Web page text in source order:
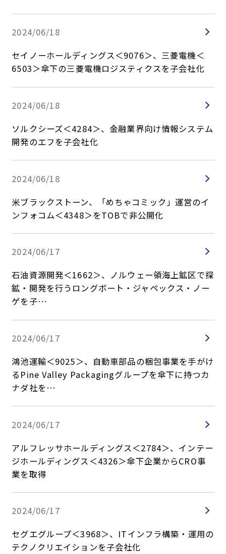
2024/06/18
セイノーホールディングス＜9076＞、三菱電機＜
6503＞傘下の三菱電機ロジスティクスを子会社化
2024/06/18
ソルクシーズ＜4284＞、金融業界向け情報システム
開発のエフを子会社化
2024/06/18
米ブラックストーン、「めちゃコミック」運営のイ
ンフォコム＜4348＞をTOBで非公開化
2024/06/17
石油資源開発＜1662＞、ノルウェー領海上鉱区で探
鉱・開発を行うロングボート・ジャペックス・ノー
ゲを子…
2024/06/17
鴻池運輸＜9025＞、自動車部品の梱包事業を手がけ
るPine Valley Packagingグループを傘下に持つカ
ナダ社を…
2024/06/17
アルフレッサホールディングス＜2784＞、インテー
ジホールディングス＜4326＞傘下企業からCRO事
業を取得
2024/06/17
セグエグループ＜3968＞、ITインフラ構築・運用の
テクノクリエイションを子会社化